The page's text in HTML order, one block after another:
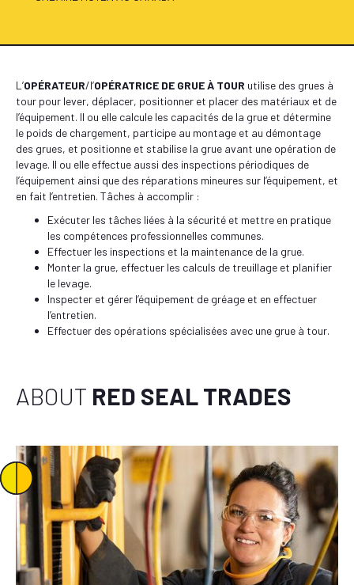
L’OPÉRATEUR/l’OPÉRATRICE DE GRUE À TOUR utilise des grues à
tour pour lever, déplacer, positionner et placer des matériaux et de
l’équipement. Il ou elle calcule les capacités de la grue et détermine
le poids de chargement, participe au montage et au démontage
des grues, et positionne et stabilise la grue avant une opération de
levage. Il ou elle effectue aussi des inspections périodiques de
l’équipement ainsi que des réparations mineures sur l’équipement, et
en fait l’entretien. Tâches à accomplir :
Exécuter les tâches liées à la sécurité et mettre en pratique
les compétences professionnelles communes.
Effectuer les inspections et la maintenance de la grue.
Monter la grue, effectuer les calculs de treuillage et planifier
le levage.
Inspecter et gérer l’équipement de gréage et en effectuer
l’entretien.
Effectuer des opérations spécialisées avec une grue à tour.
ABOUT RED SEAL TRADES